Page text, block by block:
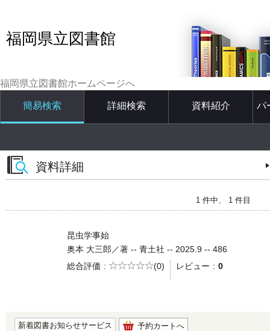
福岡県立図書館
福岡県立図書館ホームページへ
簡易検索 詳細検索 資料紹介 パ
資料詳細
1 件中、 1 件目
昆虫学事始
奥本 大三郎／著 -- 青土社 -- 2025.9 -- 486
総合評価
5段階評価
(0) レビュー 0
新着図書お知らせサービス 予約カートへ